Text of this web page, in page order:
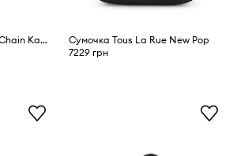
Сумочка Tous Audree Chain Kaos Icon
Сумочка Tous La Rue New Pop
7229 грн